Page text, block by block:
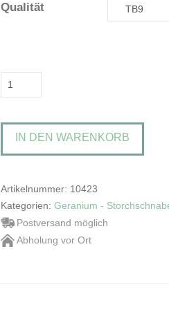
Qualität
Geranium
macrorrhizum
'Bevan's
Variety'Balkanstorchenschnabel
IN DEN WARENKORB
Artikelnummer: 10423
Kategorien: Geranium -
Postversand möglich
Abholung vor Ort